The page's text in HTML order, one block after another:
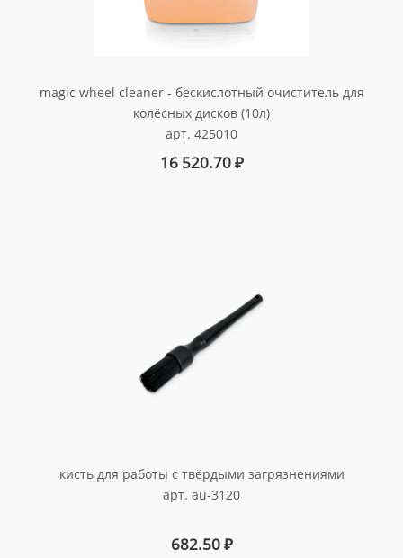
magic wheel cleaner - бескислотный очиститель для
колёсных дисков (10л)
арт. 425010
16 520.70₽
кисть для работы с твёрдыми загрязнениями
арт. au-3120
682.50₽